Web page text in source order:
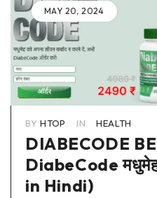
MAY 20, 2024
BY HTOP IN HEALTH
DIABECODE
DiabeCode
in Hindi)